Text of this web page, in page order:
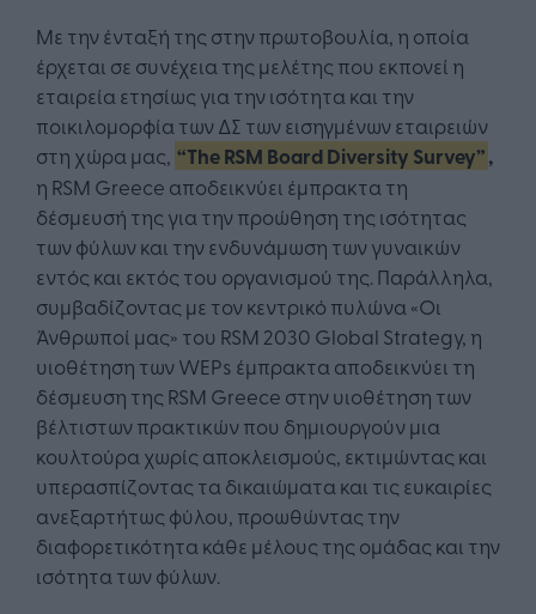
Με την ένταξή της στην πρωτοβουλία, η οποία
έρχεται σε συνέχεια της μελέτης που εκπονεί η
εταιρεία ετησίως για την ισότητα και την
ποικιλομορφία των ΔΣ των εισηγμένων εταιρειών
στη χώρα μας, “The RSM Board Diversity Survey”,
η RSM Greece αποδεικνύει έμπρακτα τη
δέσμευσή της για την προώθηση της ισότητας
των φύλων και την ενδυνάμωση των γυναικών
εντός και εκτός του οργανισμού της. Παράλληλα,
συμβαδίζοντας με τον κεντρικό πυλώνα «Οι
Άνθρωποί μας» του RSM 2030 Global Strategy, η
υιοθέτηση των WEPs έμπρακτα αποδεικνύει τη
δέσμευση της RSM Greece στην υιοθέτηση των
βέλτιστων πρακτικών που δημιουργούν μια
κουλτούρα χωρίς αποκλεισμούς, εκτιμώντας και
υπερασπίζοντας τα δικαιώματα και τις ευκαιρίες
ανεξαρτήτως φύλου, προωθώντας την
διαφορετικότητα κάθε μέλους της ομάδας και την
ισότητα των φύλων.